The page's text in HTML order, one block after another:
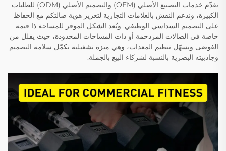
نقدّم خدمات التصنيع الأصلي (OEM) والتصميم الأصلي (ODM) للطلبات
الكبيرة، وندعم النقش بالعلامات التجارية لتعزيز هوية صالتكم مع الحفاظ
على التصميم السداسي الوظيفي. ويُعد الشكل الموفر للمساحة ذا قيمة
خاصة في الصالات المزدحمة أو ذات المساحات المحدودة، حيث يقلل من
الفوضى ويسهّل تنظيم المعدات، وهي ميزة تشغيلية تكمّل سلامة التصميم
وجاذبيته البصرية بالنسبة لشركاء البيع بالجملة.